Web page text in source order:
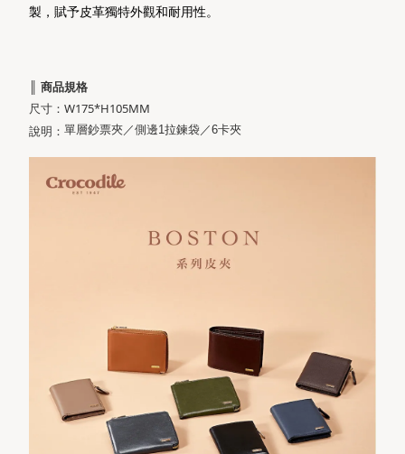
製，賦予皮革獨特外觀和耐用性。
商品規格
尺寸：W175*H105MM
說明： 單層鈔票夾／側邊1拉鍊袋／6卡夾